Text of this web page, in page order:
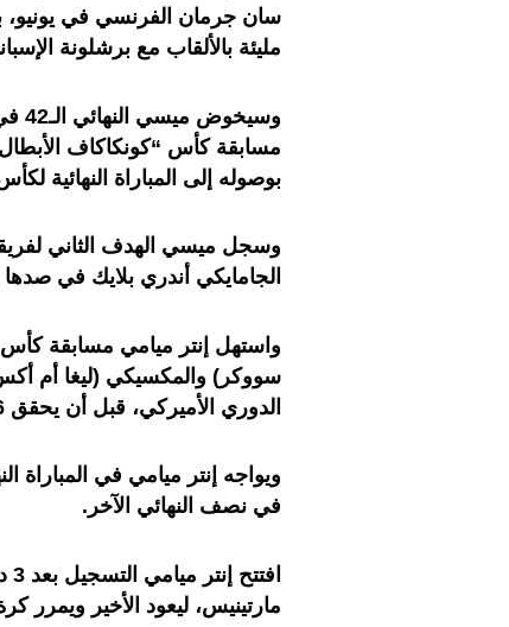
سان جرمان الفرنسي في
مليئة بالألقاب مع برشلونة
مسابقة كأس “كونكاكاف
بوصوله إلى المباراة النهائية
الجامايكي أندري بلايك في صدها
واستهل إنتر ميامي مسابقة كأس
سووكر) والمكسيكي (ليغا أم
الدوري الأميركي، قبل أن يحقق 6 انتصارات تواليا منذ وصول بطل مونديال قطر 2022.
في نصف النهائي الآخر.
مارتينيس، ليعود الأخير ويمرر